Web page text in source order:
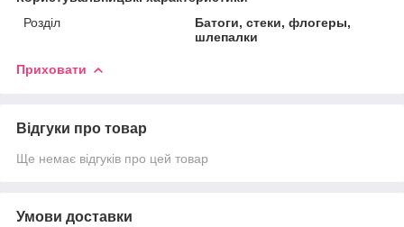
Розділ
Батоги, стеки, флогеры,
шлепалки
Приховати
Відгуки про товар
Ще немає відгуків про цей товар
Умови доставки